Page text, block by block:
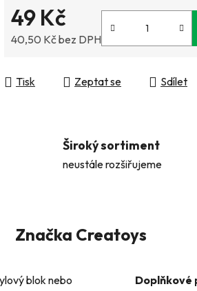
49 Kč
40,50 Kč bez DPH
Tisk Zeptat se Sdílet
Široký sortiment
neustále rozšiřujeme
Značka Creatoys
blok nebo